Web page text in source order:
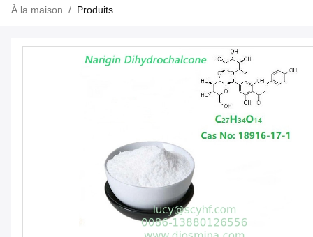
À la maison / Produits